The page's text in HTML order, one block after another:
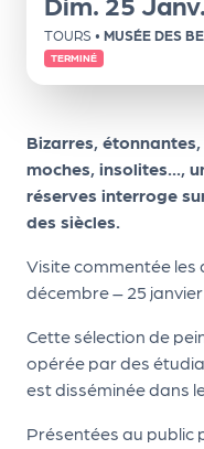
TOURS • MUSÉE DES
TERMINÉ
Bizarres,
moches, insolites...,
réserves interroge
des siècles.
Visite commentée les
décembre – 25
Cette sélection de
opérée par des
est disséminée dans
Présentées au public
Ma
g
Sui
vr
e
le
PR
O
G!
N
os
se